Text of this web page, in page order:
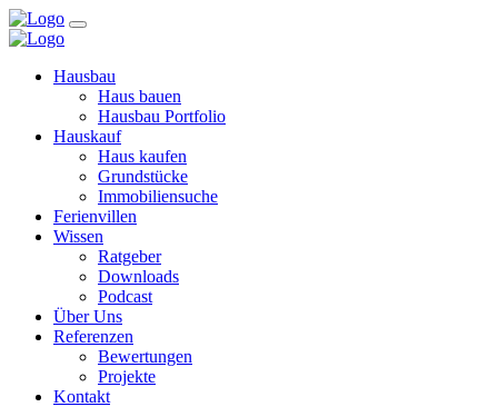
Hausbau
Haus bauen
Hausbau Portfolio
Hauskauf
Haus kaufen
Grundstücke
Immobiliensuche
Ferienvillen
Wissen
Ratgeber
Downloads
Podcast
Über Uns
Referenzen
Bewertungen
Projekte
Kontakt